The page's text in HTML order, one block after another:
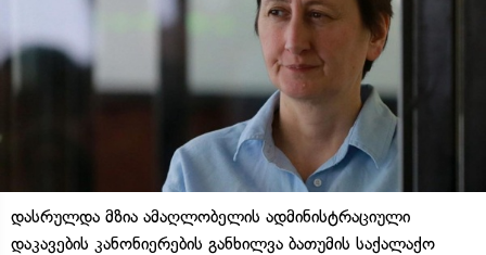
დასრულდა მზია ამაღლობელის ადმინისტრაციული
დაკავების კანონიერების განხილვა ბათუმის საქალაქო